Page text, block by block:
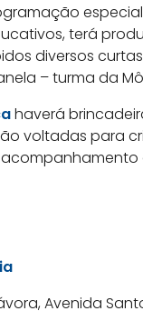
terá
diversos
– turma da
haverá
voltadas para
Avenida